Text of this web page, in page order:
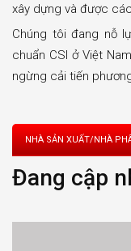
xây dựng và được
Chúng tôi đang nỗ
chuẩn CSI ở Việt
ngừng cải tiến
NHÀ SẢN XUẤT/NHÀ
Đang cập